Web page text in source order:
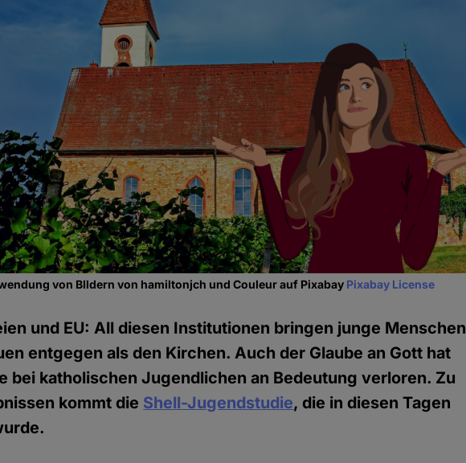
von BIldern von hamiltonjch und Couleur auf Pixabay Pixabay License
und EU: All diesen Institutionen bringen junge Menschen
entgegen als den Kirchen. Auch der Glaube an Gott hat
bei katholischen Jugendlichen an Bedeutung verloren. Zu
kommt die Shell-Jugendstudie, die in diesen Tagen